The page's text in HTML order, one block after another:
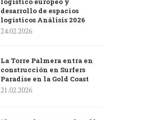
desarrollo de espacios
logísticos Análisis 2026
24.02.2026
La Torre Palmera entra en
construcción en Surfers
Paradise en la Gold Coast
21.02.2026